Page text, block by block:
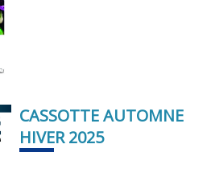
CASSOTTE AUTOMNE
HIVER 2025